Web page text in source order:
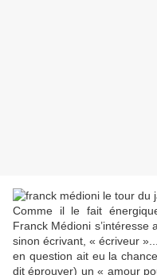
Comme il le fait
Franck Médioni s’intéresse
sinon écrivant, « écriveur
en question ait eu la
dit éprouver) un « amour